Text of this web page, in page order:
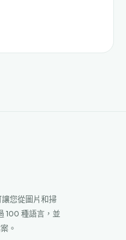
您從圖片和掃
100 種語言，並
。